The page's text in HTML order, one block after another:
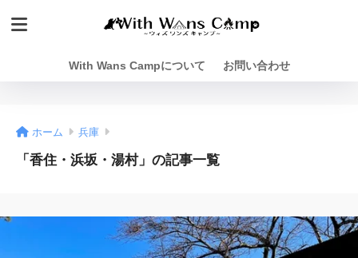
With Wans Campについて お問い合わせ
ホーム 兵庫
「香住・浜坂・湯村」の記事一覧